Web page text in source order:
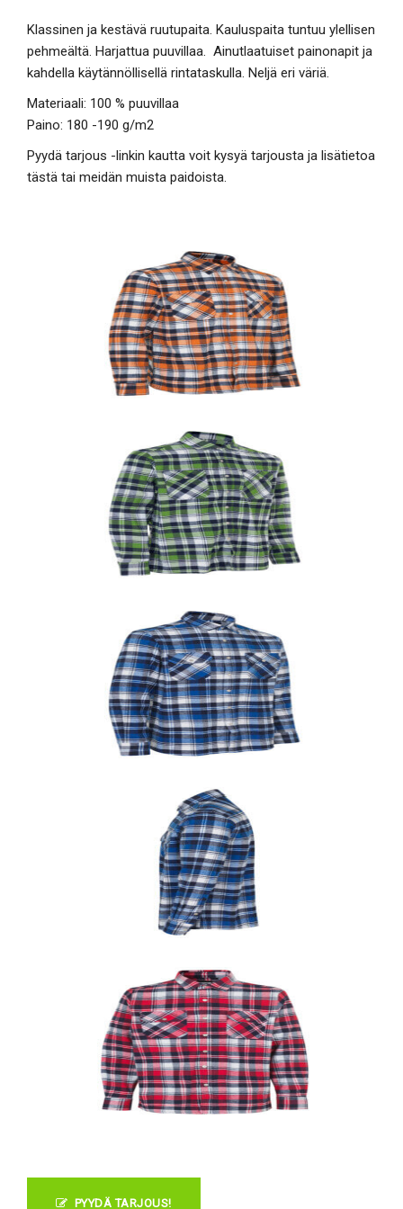
Klassinen ja kestävä ruutupaita. Kauluspaita tuntuu ylellisen
pehmeältä. Harjattua puuvillaa. Ainutlaatuiset painonapit ja
kahdella käytännöllisellä rintataskulla. Neljä eri väriä.
Materiaali: 100 % puuvillaa
Paino: 180 -190 g/m2
Pyydä tarjous -linkin kautta voit kysyä tarjousta ja lisätietoa
tästä tai meidän muista paidoista.
PYYDÄ TARJOUS!